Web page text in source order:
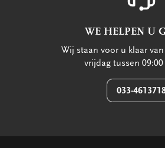
WE HELPEN U
Wij staan voor u klaar
vrijdag tussen 09:00
033-